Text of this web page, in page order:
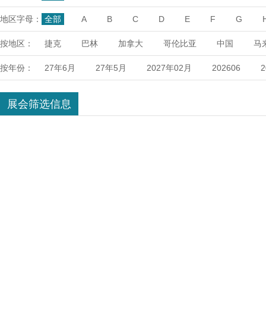
地区字母： 全部 A B C D E F G
X Z
按地区： 捷克 巴林 加拿大 哥伦比亚 中国 马
达 埃塞俄比亚 乌兹别克 日本 荷兰
伊朗
南 巴西 坦桑尼亚 阿拉伯 韩国 智利
按年份： 27年6月 27年5月 2027年02月 202606
年08月
2027年6月 2026年12月 2026年11月 2026年
展会筛选信息